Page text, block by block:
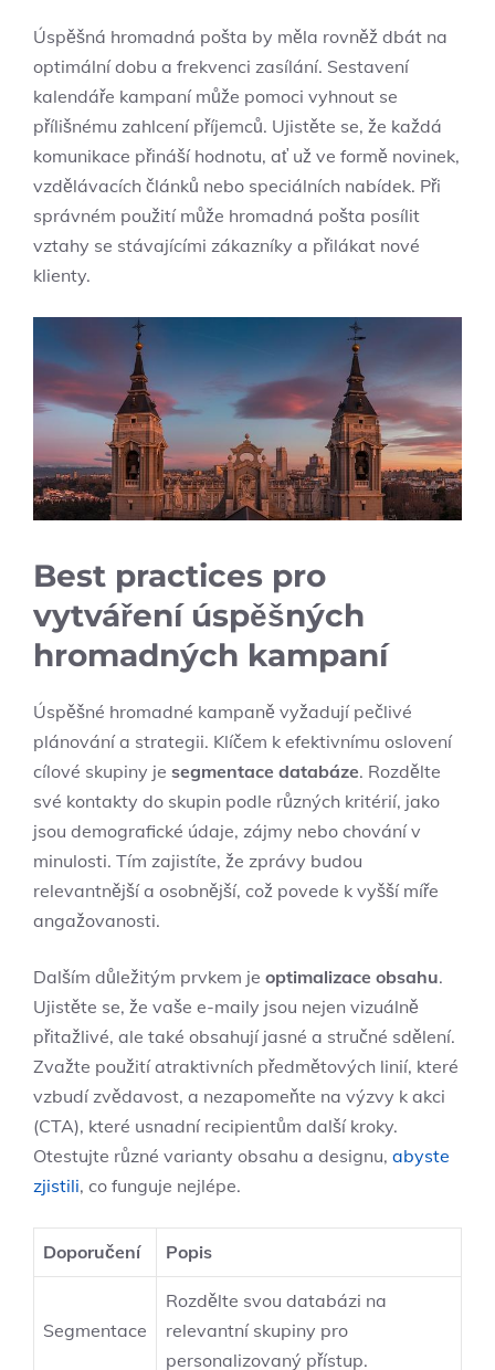
Úspěšná hromadná pošta by měla rovněž dbát na
optimální dobu a frekvenci zasílání. Sestavení
kalendáře kampaní může pomoci vyhnout se
přílišnému zahlcení příjemců. Ujistěte se, že každá
komunikace přináší hodnotu, ať už ve formě novinek,
vzdělávacích článků nebo speciálních nabídek. Při
správném použití může hromadná pošta posílit
vztahy se stávajícími zákazníky a přilákat nové
klienty.
Best practices pro
vytváření úspěšných
hromadných kampaní
Úspěšné hromadné kampaně vyžadují pečlivé
plánování a strategii. Klíčem k efektivnímu oslovení
cílové skupiny je segmentace databáze. Rozdělte
své kontakty do skupin podle různých kritérií, jako
jsou demografické údaje, zájmy nebo chování v
minulosti. Tím zajistíte, že zprávy budou
relevantnější a osobnější, což povede k vyšší míře
angažovanosti.
Dalším důležitým prvkem je optimalizace obsahu.
Ujistěte se, že vaše e-maily jsou nejen vizuálně
přitažlivé, ale také obsahují jasné a stručné sdělení.
Zvažte použití atraktivních předmětových linií, které
vzbudí zvědavost, a nezapomeňte na výzvy k akci
(CTA), které usnadní recipientům další kroky.
Otestujte různé varianty obsahu a designu, abyste
zjistili, co funguje nejlépe.
Doporučení Popis
Segmentace
Rozdělte svou databázi na
relevantní skupiny pro
personalizovaný přístup.